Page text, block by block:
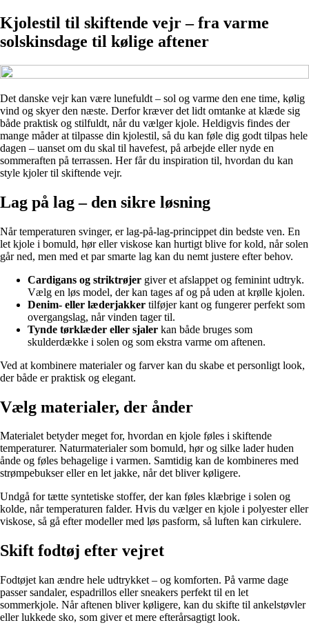
Kjolestil til skiftende vejr – fra varme
solskinsdage til kølige aftener
Det danske vejr kan være lunefuldt – sol og varme den ene time, kølig
vind og skyer den næste. Derfor kræver det lidt omtanke at klæde sig
både praktisk og stilfuldt, når du vælger kjole. Heldigvis findes der
mange måder at tilpasse din kjolestil, så du kan føle dig godt tilpas hele
dagen – uanset om du skal til havefest, på arbejde eller nyde en
sommeraften på terrassen. Her får du inspiration til, hvordan du kan
style kjoler til skiftende vejr.
Lag på lag – den sikre løsning
Når temperaturen svinger, er lag-på-lag-princippet din bedste ven. En
let kjole i bomuld, hør eller viskose kan hurtigt blive for kold, når solen
går ned, men med et par smarte lag kan du nemt justere efter behov.
Cardigans og striktrøjer giver et afslappet og feminint udtryk.
Vælg en løs model, der kan tages af og på uden at krølle kjolen.
Denim- eller læderjakker tilføjer kant og fungerer perfekt som
overgangslag, når vinden tager til.
Tynde tørklæder eller sjaler kan både bruges som
skulderdække i solen og som ekstra varme om aftenen.
Ved at kombinere materialer og farver kan du skabe et personligt look,
der både er praktisk og elegant.
Vælg materialer, der ånder
Materialet betyder meget for, hvordan en kjole føles i skiftende
temperaturer. Naturmaterialer som bomuld, hør og silke lader huden
ånde og føles behagelige i varmen. Samtidig kan de kombineres med
strømpebukser eller en let jakke, når det bliver køligere.
Undgå for tætte syntetiske stoffer, der kan føles klæbrige i solen og
kolde, når temperaturen falder. Hvis du vælger en kjole i polyester eller
viskose, så gå efter modeller med løs pasform, så luften kan cirkulere.
Skift fodtøj efter vejret
Fodtøjet kan ændre hele udtrykket – og komforten. På varme dage
passer sandaler, espadrillos eller sneakers perfekt til en let
sommerkjole. Når aftenen bliver køligere, kan du skifte til ankelstøvler
eller lukkede sko, som giver et mere efterårsagtigt look.